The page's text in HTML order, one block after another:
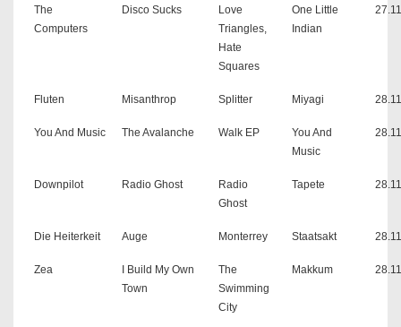
The
Computers
Disco Sucks
Love
Triangles,
Hate
Squares
One Little
Indian
Fluten Misanthrop Splitter Miyagi
You And Music The Avalanche Walk EP
You And
Music
Downpilot Radio Ghost
Radio
Ghost
Tapete
Die Heiterkeit Auge Monterrey Staatsakt
Zea
I Build My Own
Town
The
Swimming
City
Makkum